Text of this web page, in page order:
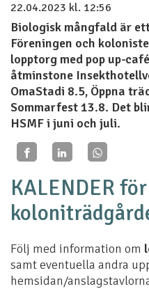
22.04.2023 kl. 12:56
Biologisk mångfald är
Föreningen och
lopptorg med pop up-
åtminstone
OmaStadi 8.5, Öppna
Sommarfest 13.8. Det
HSMF i juni och juli.
KALENDER för
Följ med information om
samt eventuella andra
hemsidan/